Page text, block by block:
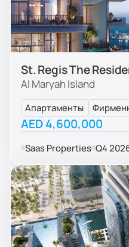
St. Regis The
Al Maryah Island
Апартаменты
AED 4,600,000
Saas Properties Q4